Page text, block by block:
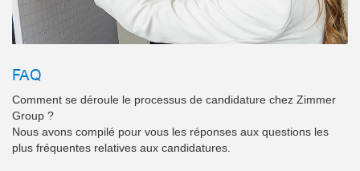
FAQ
Comment se déroule le processus de candidature chez Zimmer
Group ?
Nous avons compilé pour vous les réponses aux questions les
plus fréquentes relatives aux candidatures.